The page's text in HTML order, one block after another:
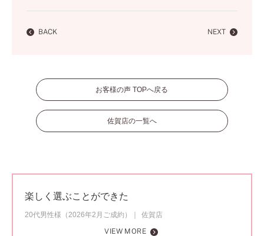
BACK NEXT
お客様の声 TOPへ戻る
佐賀店の一覧へ
楽しく選ぶことができた
20代男性様（2026年2月ご成約）
佐賀店
VIEW MORE